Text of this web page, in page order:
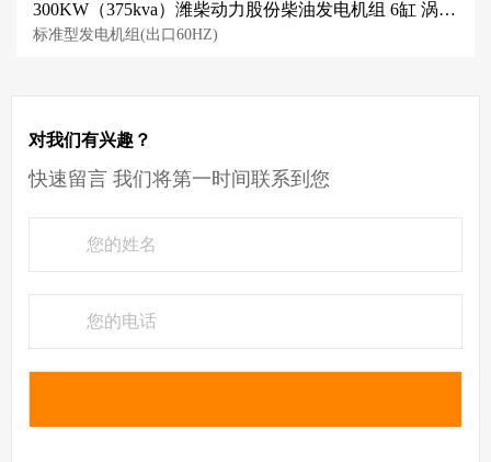
300KW（375kva）潍柴动力股份柴油发电机组 6缸 涡轮增压带中冷
标准型发电机组(出口60HZ)
对我们有兴趣？
快速留言 我们将第一时间联系到您